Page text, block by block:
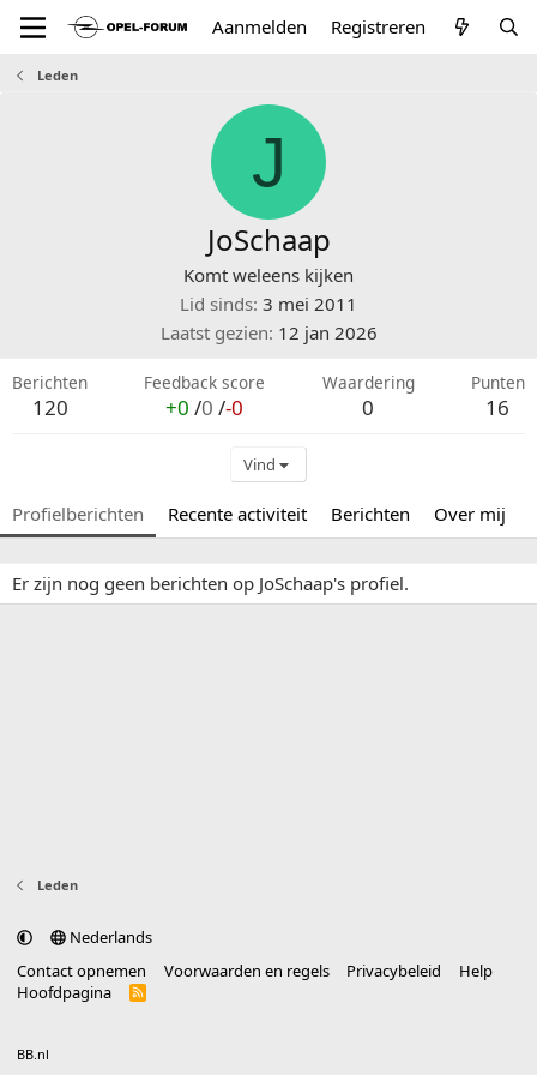
Aanmelden Registreren
Leden
J
JoSchaap
Komt weleens kijken
Lid sinds 3 mei 2011
Laatst gezien 12 jan 2026
Berichten
120
Feedback score
+0 /0 /-0
Waardering
0
Punten
16
Vind
Profielberichten Recente activiteit Berichten Over mij
Er zijn nog geen berichten op JoSchaap's profiel.
Leden
Nederlands
Contact opnemen
Voorwaarden en regels Privacybeleid
Help
Hoofdpagina
R
BB.nl